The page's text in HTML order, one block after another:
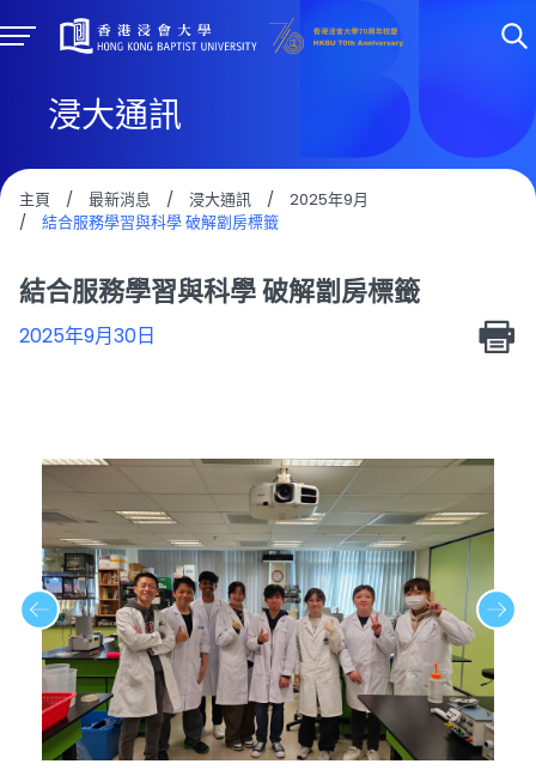
浸大通訊
主頁 / 最新消息 / 浸大通訊 /
2025年9月
/
結合服務學習與科學 破解劏房標籤
結合服務學習與科學 破解劏房標籤
2025年9月30日